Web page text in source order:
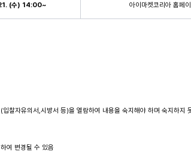
(수) 14:00~ 아이마켓코리아 홈페
찰자유의서,시방서 등)을 열람하여 내용을 숙지해야 하며 숙지하지
여 변경될 수 있음